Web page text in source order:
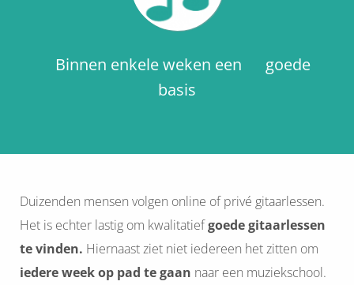
Binnen enkele weken een goede
basis
Duizenden mensen volgen online of privé gitaarlessen.
Het is echter lastig om kwalitatiefgoede gitaarlessen
te vinden. Hiernaast ziet niet iedereen het zitten om
iedere week op pad te gaan naar een muziekschool.